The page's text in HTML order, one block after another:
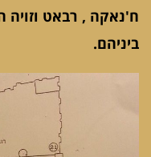
ח'נאקה , רבאט
ביניהם.